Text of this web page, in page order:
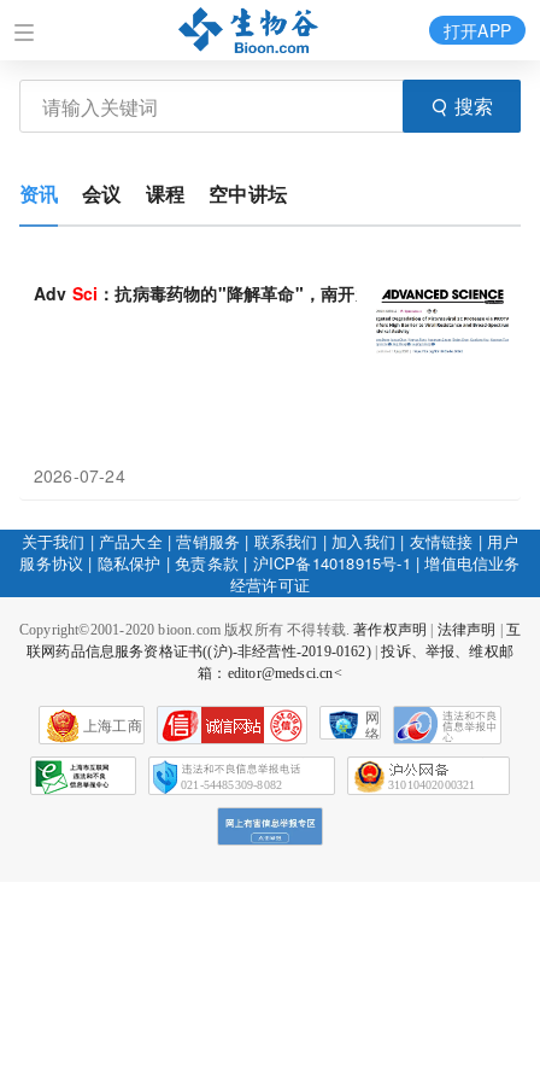
搜索
打开APP
资讯 会议 课程 空中讲坛
Adv Sci ：抗病毒药物的"降解革命"，南开大学尚鲁庆/王婧/徐忠
2026-07-24
关于我们 | 产品大全|营销服务 | 联系我们 | 加入我们 | 友情链接 | 用户
服务协议 | 隐私保护 |免责条款 | 沪ICP备14018915号-1 |增值电信业务
经营许可证
Copyright©2001-2020 bioon.com 版权所有 不得转载.著作权声明 法律声明
互
联网药品信息服务资格证书((沪)-非经营性-2019-0162)|投诉、举报、维权邮
箱：editor@medsci.cn<
上海工商
网
络
会
征
021-54485309-8082 31010402000321